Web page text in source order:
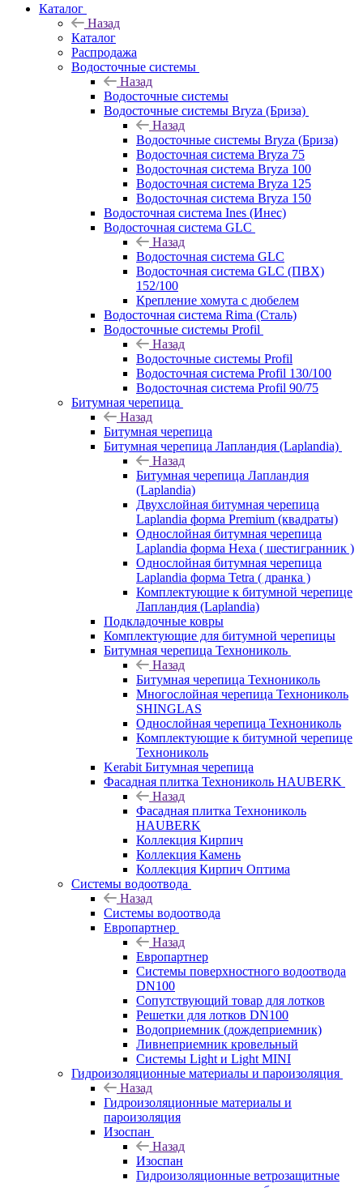
Каталог
Назад
Каталог
Распродажа
Водосточные системы
Назад
Водосточные системы
Водосточные системы Bryza (Бриза)
Назад
Водосточные системы Bryza (Бриза)
Водосточная система Bryza 75
Водосточная система Bryza 100
Водосточная система Bryza 125
Водосточная система Bryza 150
Водосточная система Ines (Инес)
Водосточная система GLC
Назад
Водосточная система GLC
Водосточная система GLC (ПВХ)
152/100
Крепление хомута с дюбелем
Водосточная система Rima (Сталь)
Водосточные системы Profil
Назад
Водосточные системы Profil
Водосточная система Profil 130/100
Водосточная система Profil 90/75
Битумная черепица
Назад
Битумная черепица
Битумная черепица Лапландия (Laplandia)
Назад
Битумная черепица Лапландия
(Laplandia)
Двухслойная битумная черепица
Laplandia форма Premium (квадраты)
Однослойная битумная черепица
Laplandia форма Hexa ( шестигранник )
Однослойная битумная черепица
Laplandia форма Tetra ( дранка )
Комплектующие к битумной черепице
Лапландия (Laplandia)
Подкладочные ковры
Комплектующие для битумной черепицы
Битумная черепица Технониколь
Назад
Битумная черепица Технониколь
Многослойная черепица Технониколь
SHINGLAS
Однослойная черепица Технониколь
Комплектующие к битумной черепице
Технониколь
Kerabit Битумная черепица
Фасадная плитка Технониколь HAUBERK
Назад
Фасадная плитка Технониколь
HAUBERK
Кол​лекция Кирпич
Кол​лекция Камень
Коллекция Кирпич Оптима
Системы водоотвода
Назад
Системы водоотвода
Европартнер
Назад
Европартнер
Системы поверхностного водоотвода
DN100
Сопутствующий товар для лотков
Решетки для лотков DN100
Водоприемник (дождеприемник)
Ливнеприемник кровельный
Системы Light и Light MINI
Гидроизоляционные материалы и пароизоляция
Назад
Гидроизоляционные материалы и
пароизоляция
Изоспан
Назад
Изоспан
Гидроизоляционные ветрозащитные